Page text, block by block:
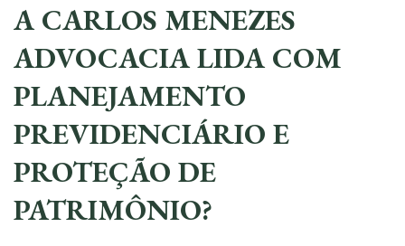
A CARLOS MENEZES
ADVOCACIA LIDA COM
PLANEJAMENTO
PREVIDENCIÁRIO E
PROTEÇÃO DE
PATRIMÔNIO?